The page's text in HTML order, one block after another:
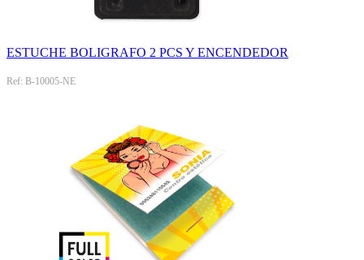
ESTUCHE BOLIGRAFO 2 PCS Y ENCENDEDOR
Ref: B-10005-NE